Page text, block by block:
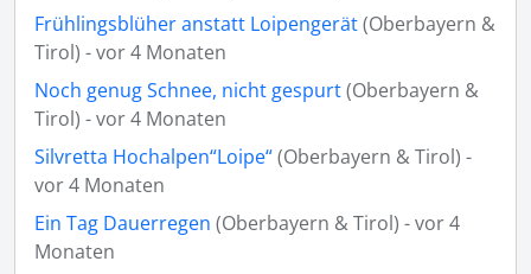
Frühlingsblüher anstatt Loipengerät(Oberbayern &
Tirol) - vor 4 Monaten
Noch genug Schnee, nicht gespurt(Oberbayern &
Tirol) - vor 4 Monaten
Silvretta Hochalpen“Loipe“(Oberbayern & Tirol) -
vor 4 Monaten
Ein Tag Dauerregen (Oberbayern & Tirol) - vor 4
Monaten